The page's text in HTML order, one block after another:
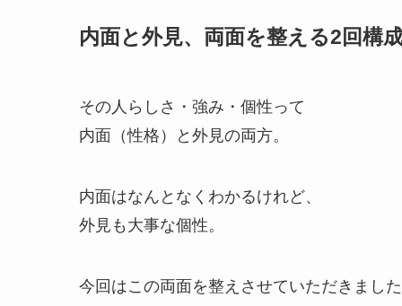
内面と外見、両面を整える2回構
その人らしさ・強み・個性って
内面（性格）と外見の両方。
内面はなんとなくわかるけれど、
外見も大事な個性。
今回はこの両面を整えさせていただきまし